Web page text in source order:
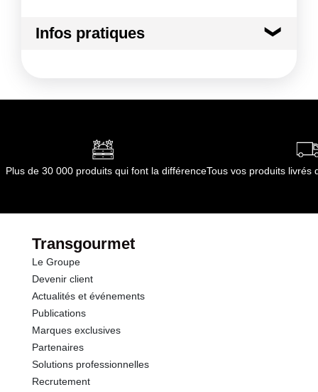
Infos pratiques
Durée totale du produit :Produit non concerné
Opérations
Plus de 30 000 produits qui font la différenceTous vos produits livrés
Transgourmet
Le Groupe
Devenir client
Actualités et événements
Publications
Marques exclusives
Partenaires
Solutions professionnelles
Recrutement